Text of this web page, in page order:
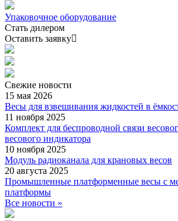
Упаковочное оборудование
Стать дилером
Оставить заявку
Свежие новости
15 мая 2026
Весы для взвешивания жидкостей в
11 ноября 2025
Комплект для беспроводной связи
весового индикатора
10 ноября 2025
Модуль радиоканала для крановых весов
20 августа 2025
Промышленные платформенные весы с
платформы
Все новости »